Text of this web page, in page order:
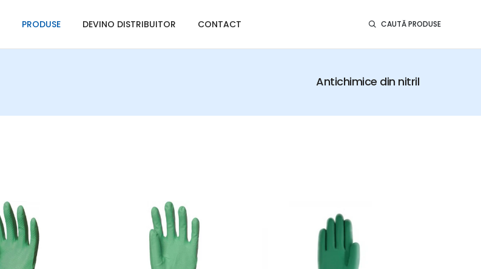
PRODUSE DEVINO DISTRIBUITOR CONTACT CAUTĂ PRODUSE
Antichimice din nitril